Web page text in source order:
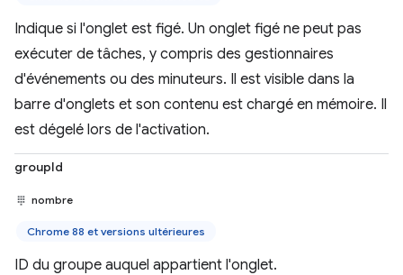
Indique si l'onglet est figé. Un onglet figé ne peut pas
exécuter de tâches, y compris des gestionnaires
d'événements ou des minuteurs. Il est visible dans la
barre d'onglets et son contenu est chargé en mémoire. Il
est dégelé lors de l'activation.
groupId
nombre
Chrome 88 et versions ultérieures
ID du groupe auquel appartient l'onglet.